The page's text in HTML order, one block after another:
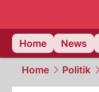
Home
News
Home Politik